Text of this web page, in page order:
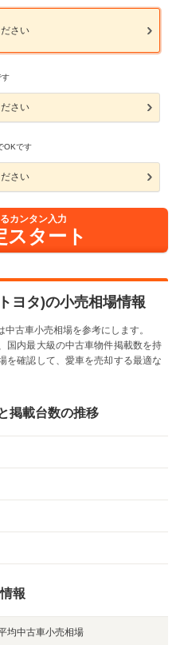
さい
す
さい
OKです
さい
カンタン入力
スタート
ヨタ)の小売相場情報
古車小売相場を参考にします。
国内最大級の中古車物件掲載数を持
を確認して、愛車を売却する最適な
掲載台数の推移
報
均中古車小売相場